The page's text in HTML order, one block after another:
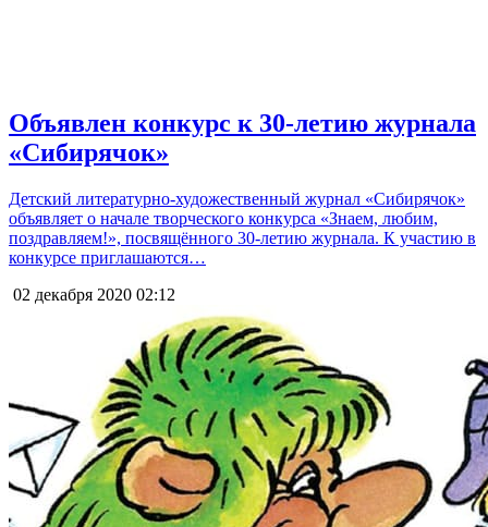
Объявлен конкурс к 30-летию журнала
«Сибирячок»
Детский литературно-художественный журнал «Сибирячок»
объявляет о начале творческого конкурса «Знаем, любим,
поздравляем!», посвящённого 30-летию журнала. К участию в
конкурсе приглашаются…
02 декабря 2020 02:12